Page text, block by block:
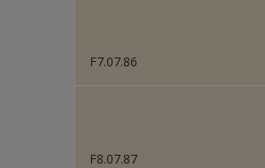
F7.07.86
F8.07.87